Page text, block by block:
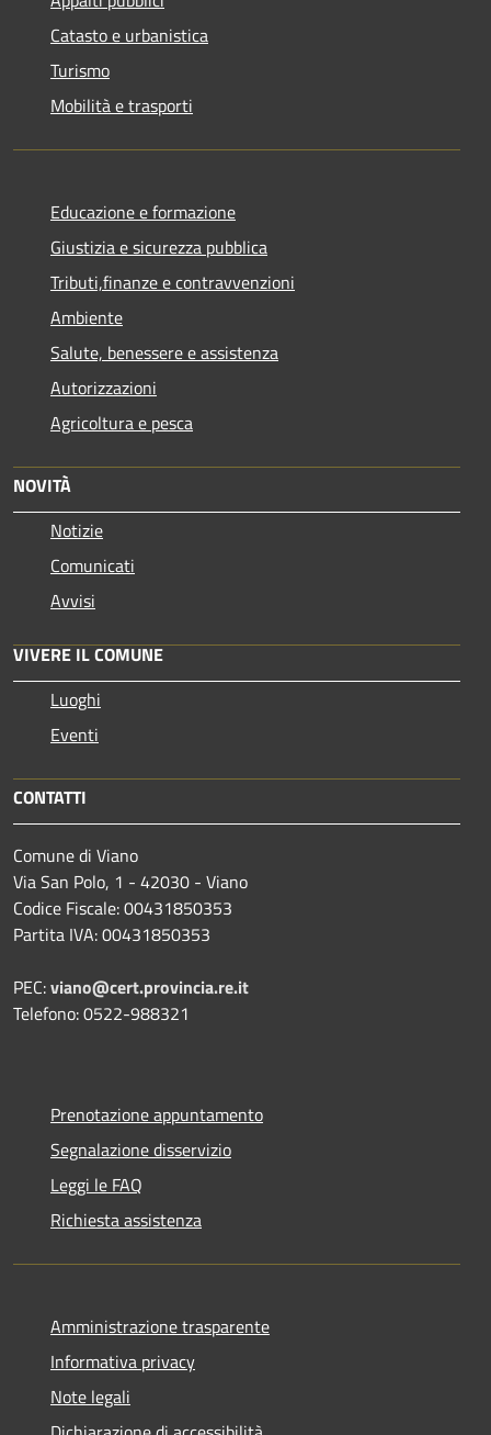
Catasto e urbanistica
Turismo
Mobilità e trasporti
Educazione e formazione
Giustizia e sicurezza pubblica
Tributi,finanze e contravvenzioni
Ambiente
Salute, benessere e assistenza
Autorizzazioni
Agricoltura e pesca
NOVITÀ
Notizie
Comunicati
Avvisi
VIVERE IL COMUNE
Luoghi
Eventi
CONTATTI
Comune di Viano
Via San Polo, 1 - 42030 - Viano
Codice Fiscale: 00431850353
Partita IVA: 00431850353
PEC:viano@cert.provincia.re.it
Telefono: 0522-988321
Prenotazione appuntamento
Segnalazione disservizio
Leggi le FAQ
Richiesta assistenza
Amministrazione trasparente
Informativa privacy
Note legali